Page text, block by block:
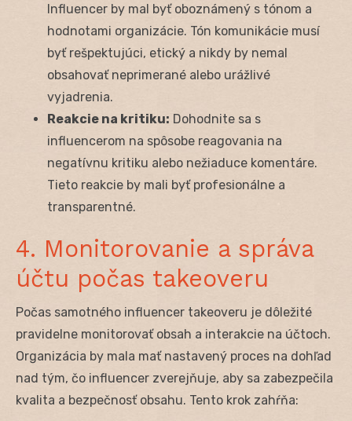
Influencer by mal byť oboznámený s tónom a
hodnotami organizácie. Tón komunikácie musí
byť rešpektujúci, etický a nikdy by nemal
obsahovať neprimerané alebo urážlivé
vyjadrenia.
Reakcie na kritiku: Dohodnite sa s
influencerom na spôsobe reagovania na
negatívnu kritiku alebo nežiaduce komentáre.
Tieto reakcie by mali byť profesionálne a
transparentné.
4. Monitorovanie a správa
účtu počas takeoveru
Počas samotného influencer takeoveru je dôležité
pravidelne monitorovať obsah a interakcie na účtoch.
Organizácia by mala mať nastavený proces na dohľad
nad tým, čo influencer zverejňuje, aby sa zabezpečila
kvalita a bezpečnosť obsahu. Tento krok zahŕňa: